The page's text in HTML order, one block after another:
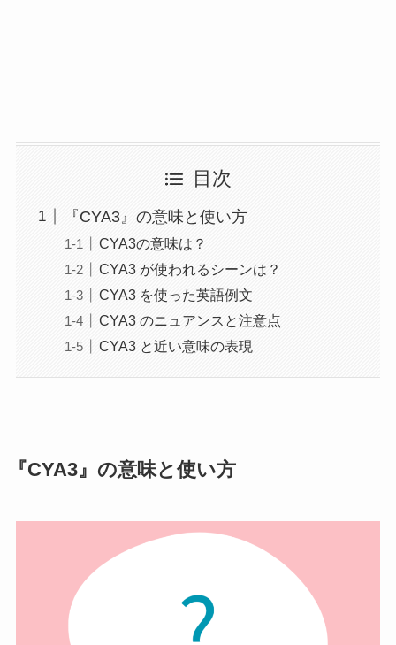
目次
『CYA3』の意味と使い方
CYA3の意味は？
CYA3 が使われるシーンは？
CYA3 を使った英語例文
CYA3 のニュアンスと注意点
CYA3 と近い意味の表現
『CYA3』の意味と使い方